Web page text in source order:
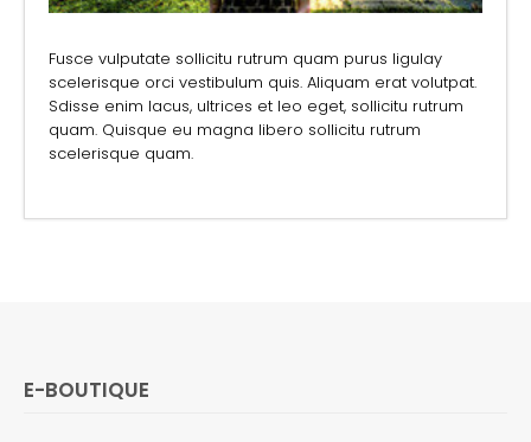
Fusce vulputate sollicitu rutrum quam purus ligulay
scelerisque orci vestibulum quis. Aliquam erat volutpat.
Sdisse enim lacus, ultrices et leo eget, sollicitu rutrum
quam. Quisque eu magna libero sollicitu rutrum
scelerisque quam.
E-BOUTIQUE